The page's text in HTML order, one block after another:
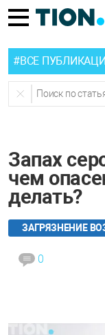
#ВСЕ
Запах
чем
делать?
ЗАГРЯЗНЕНИЕ
0